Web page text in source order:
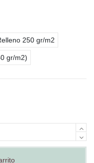
250 gr/m2
gr/m2)